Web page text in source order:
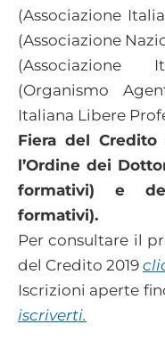
(Associazione
(Associazione
(Associazione
(Organismo
Italiana Libere
Fiera del
l’Ordine dei
formativi) e
formativi).
Per consultare il
del Credito 2019
Iscrizioni aperte
iscriverti.